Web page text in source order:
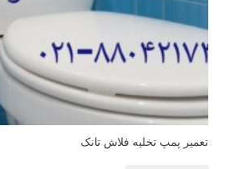
تعمیر پمپ تخلیه فلاش تانک